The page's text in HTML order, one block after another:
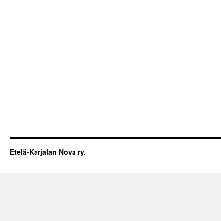
Etelä-Karjalan Nova ry.